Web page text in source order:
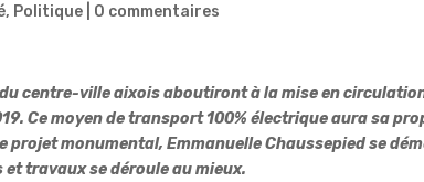
, Politique 0 commentaires
centre-ville aixois aboutiront à la mise en circulation
Ce moyen de transport 100% électrique aura sa
projet monumental, Emmanuelle Chaussepied se
travaux se déroule au mieux.